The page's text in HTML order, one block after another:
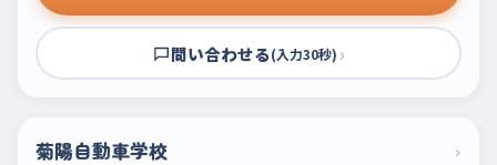
問い合わせる(入力30秒) ›
菊陽自動車学校 ›